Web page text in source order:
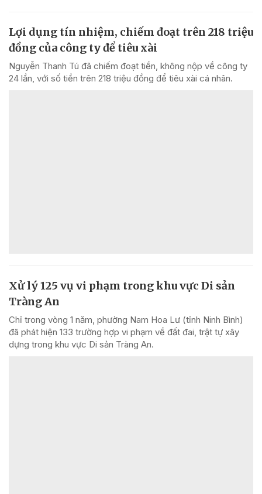
Lợi dụng tín nhiệm, chiếm đoạt trên 218 triệu
đồng của công ty để tiêu xài
Nguyễn Thanh Tú đã chiếm đoạt tiền, không nộp về công ty
24 lần, với số tiền trên 218 triệu đồng để tiêu xài cá nhân.
Xử lý 125 vụ vi phạm trong khu vực Di sản
Tràng An
Chỉ trong vòng 1 năm, phường Nam Hoa Lư (tỉnh Ninh Bình)
đã phát hiện 133 trường hợp vi phạm về đất đai, trật tự xây
dựng trong khu vực Di sản Tràng An.